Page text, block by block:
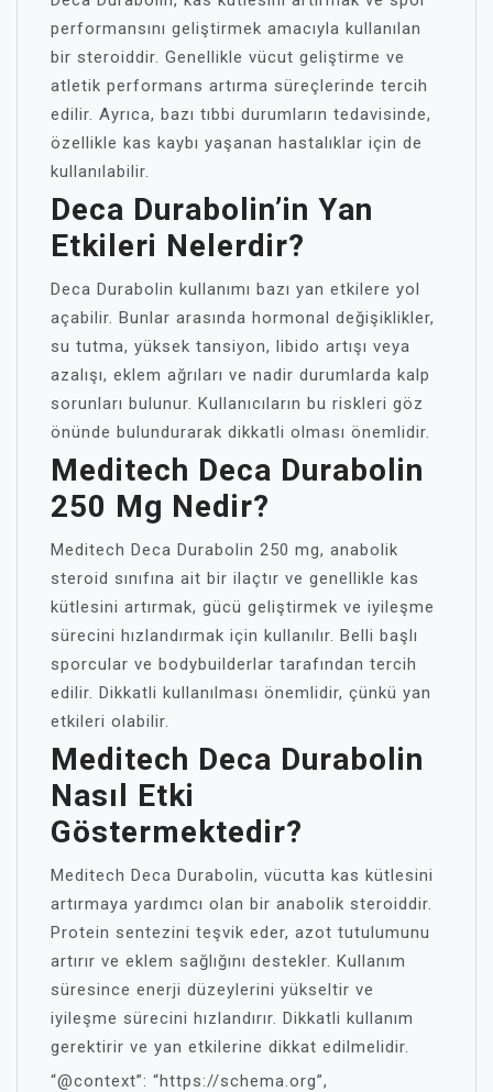
performansını geliştirmek amacıyla kullanılan
bir steroiddir. Genellikle vücut geliştirme ve
atletik performans artırma süreçlerinde tercih
edilir. Ayrıca, bazı tıbbi durumların tedavisinde,
özellikle kas kaybı yaşanan hastalıklar için de
kullanılabilir.
Deca Durabolin’in Yan
Etkileri Nelerdir?
Deca Durabolin kullanımı bazı yan etkilere yol
açabilir. Bunlar arasında hormonal değişiklikler,
su tutma, yüksek tansiyon, libido artışı veya
azalışı, eklem ağrıları ve nadir durumlarda kalp
sorunları bulunur. Kullanıcıların bu riskleri göz
önünde bulundurarak dikkatli olması önemlidir.
Meditech Deca Durabolin
250 Mg Nedir?
Meditech Deca Durabolin 250 mg, anabolik
steroid sınıfına ait bir ilaçtır ve genellikle kas
kütlesini artırmak, gücü geliştirmek ve iyileşme
sürecini hızlandırmak için kullanılır. Belli başlı
sporcular ve bodybuilderlar tarafından tercih
edilir. Dikkatli kullanılması önemlidir, çünkü yan
etkileri olabilir.
Meditech Deca Durabolin
Nasıl Etki
Göstermektedir?
Meditech Deca Durabolin, vücutta kas kütlesini
artırmaya yardımcı olan bir anabolik steroiddir.
Protein sentezini teşvik eder, azot tutulumunu
artırır ve eklem sağlığını destekler. Kullanım
süresince enerji düzeylerini yükseltir ve
iyileşme sürecini hızlandırır. Dikkatli kullanım
gerektirir ve yan etkilerine dikkat edilmelidir.
“@context”: “https://schema.org”,